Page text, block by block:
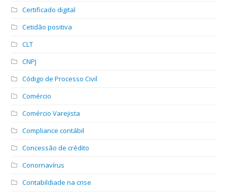
Certificado digital
Cetidão positiva
CLT
CNPJ
Código de Processo Civil
Comércio
Comércio Varejista
Compliance contábil
Concessão de crédito
Conornavírus
Contabildiade na crise